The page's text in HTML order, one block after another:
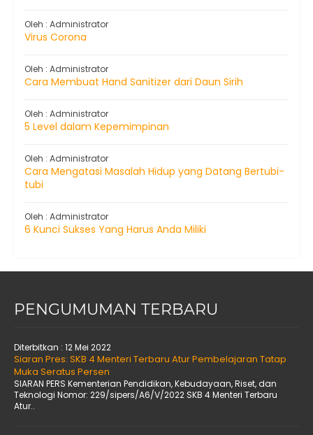
Oleh : Administrator
Virus Corona
Oleh : Administrator
Cara Membuat Hand Sanitizer dari Daun Sirih
Oleh : Administrator
5 Level dalam Kepemimpinan
Oleh : Administrator
Cara Mengatasi Masalah Hidup yang Datang Bertubi-
tubi
Oleh : Administrator
6 Kunci Sukses Yang Harus Anda Miliki
PENGUMUMAN TERBARU
Diterbitkan : 12 Mei 2022
Siaran Pres: SKB 4 Menteri Terbaru Atur Pembelajaran Tatap
Muka Seratus Persen
SIARAN PERS Kementerian Pendidikan, Kebudayaan, Riset, dan
Teknologi Nomor: 229/sipers/A6/V/2022 SKB 4 Menteri Terbaru
Atur..